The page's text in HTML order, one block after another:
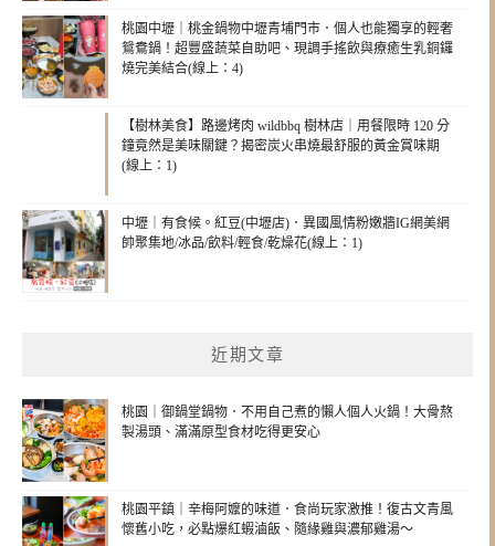
桃園中壢｜桃金鍋物中壢青埔門市．個人也能獨享的輕奢
鴛鴦鍋！超豐盛蔬菜自助吧、現調手搖飲與療癒生乳銅鑼
燒完美結合(線上：4)
【樹林美食】路邊烤肉 wildbbq 樹林店｜用餐限時 120 分
鐘竟然是美味關鍵？揭密炭火串燒最舒服的黃金賞味期
(線上：1)
中壢｜有食候。紅豆(中壢店)．異國風情粉嫩牆IG網美網
帥聚集地/冰品/飲料/輕食/乾燥花(線上：1)
近期文章
桃園｜御鍋堂鍋物．不用自己煮的懶人個人火鍋！大骨熬
製湯頭、滿滿原型食材吃得更安心
桃園平鎮｜辛梅阿嬤的味道．食尚玩家激推！復古文青風
懷舊小吃，必點爆紅蝦滷飯、隨緣雞與濃郁雞湯～